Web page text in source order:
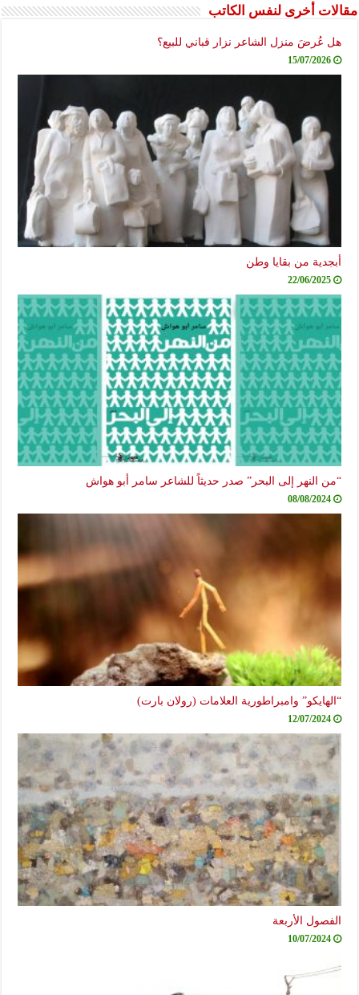
مقالات أخرى لنفس الكاتب
هل عُرضَ منزل الشاعر نزار قباني للبيع؟
15/07/2026
أبجدية من بقايا وطن
22/06/2025
“من النهر إلى البحر” صدر حديثاً للشاعر سامر أبو هواش
08/08/2024
“الهايكو” وامبراطورية العلامات (رولان بارت)
12/07/2024
الفصول الأربعة
10/07/2024